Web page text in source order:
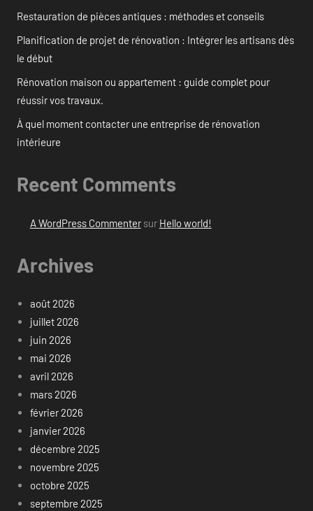
Restauration de pièces antiques : méthodes et conseils
Planification de projet de rénovation : Intégrer les artisans dès
le début
Rénovation maison ou appartement : guide complet pour
réussir vos travaux.
À quel moment contacter une entreprise de rénovation
intérieure
Recent Comments
A WordPress Commentersur Hello world!
Archives
août 2026
juillet 2026
juin 2026
mai 2026
avril 2026
mars 2026
février 2026
janvier 2026
décembre 2025
novembre 2025
octobre 2025
septembre 2025